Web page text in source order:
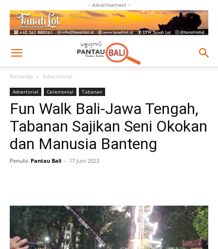
- Advertisement -
Beranda Advertorial
Advertorial Ceremonial Tabanan
Fun Walk Bali-Jawa Tengah,
Tabanan Sajikan Seni Okokan
dan Manusia Banteng
Penulis Pantau Bali - 17 Juni 2023